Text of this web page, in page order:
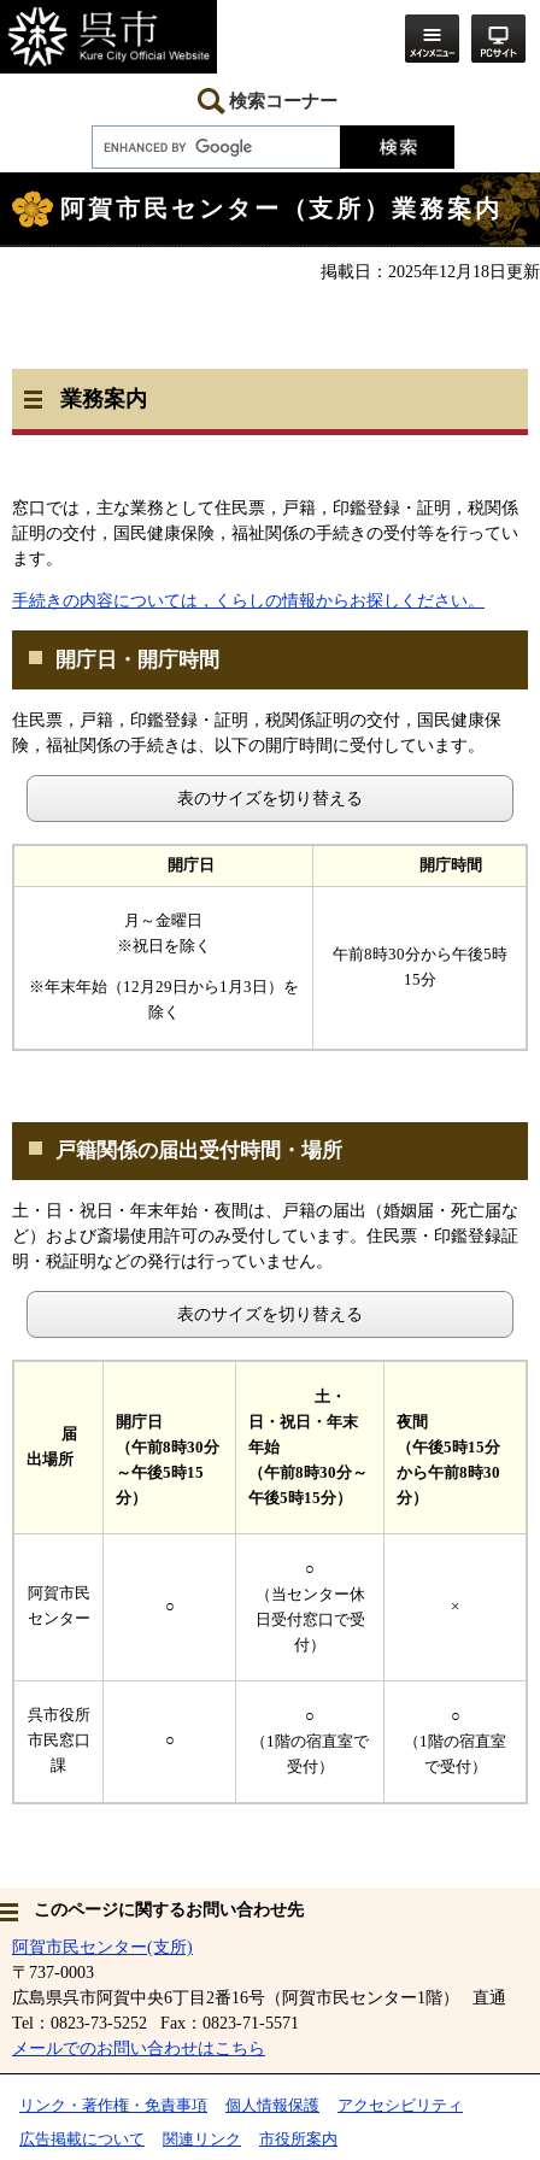
ー
ジ
の
ニ
ュ
ー
本
へ
検索コーナー
文
阿賀市民センター（支所）業務案内
掲載日：2025年12月18日更新
業務案内
窓口では，主な業務として住民票，戸籍，印鑑登録・証明，税関係
証明の交付，国民健康保険，福祉関係の手続きの受付等を行ってい
ます。
手続きの内容については，くらしの情報からお探しください。
開庁日・開庁時間
住民票，戸籍，印鑑登録・証明，税関係証明の交付，国民健康保
険，福祉関係の手続きは、以下の開庁時間に受付しています。
表のサイズを切り替える
開庁日 開庁時間
月～金曜日
※祝日を除く
※年末年始（12月29日から1月3日）を
除く
午前8時30分から午後5時
15分
戸籍関係の届出受付時間・場所
土・日・祝日・年末年始・夜間は、戸籍の届出（婚姻届・死亡届な
ど）および斎場使用許可のみ受付しています。住民票・印鑑登録証
明・税証明などの発行は行っていません。
表のサイズを切り替える
届
出場所
開庁日
（午前8時30分
～午後5時15
分）
土・
日・祝日・年末
年始
（午前8時30分～
午後5時15分）
夜間
（午後5時15分
から午前8時30
分）
阿賀市民
センター
○
○
（当センター休
日受付窓口で受
付）
×
呉市役所
市民窓口
課
○
○
（1階の宿直室で
受付）
○
（1階の宿直室
で受付）
このページに関するお問い合わせ先
阿賀市民センター(支所)
〒737-0003
広島県呉市阿賀中央6丁目2番16号（阿賀市民センター1階）
直通
Tel：0823-73-5252
Fax：0823-71-5571
メールでのお問い合わせはこちら
リンク・著作権・免責事項 個人情報保護
アクセシビリティ
広告掲載について
関連リンク 市役所案内